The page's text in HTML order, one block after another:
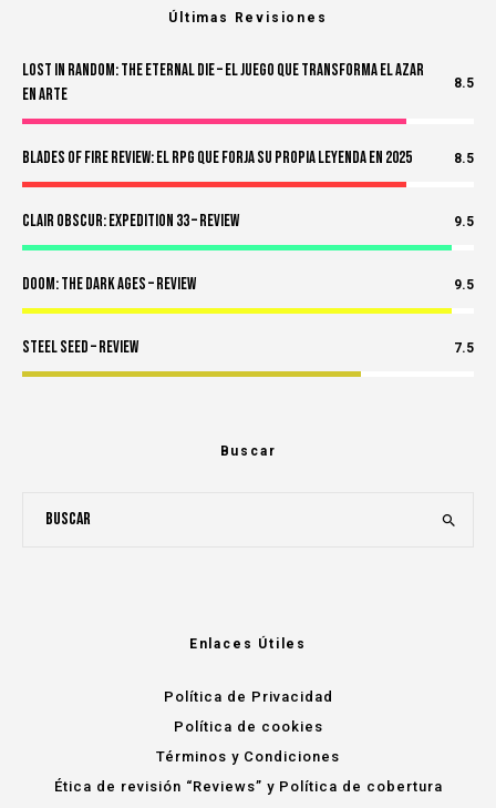
Últimas Revisiones
Lost in Random: The Eternal Die – El Juego Que Transforma el Azar
en Arte
8.5
Blades of Fire Review: El RPG Que Forja Su Propia Leyenda en 2025 8.5
Clair Obscur: Expedition 33 – Review 9.5
Doom: The Dark Ages – Review 9.5
Steel Seed – Review 7.5
Buscar
Enlaces Útiles
Política de Privacidad
Política de cookies
Términos y Condiciones
Ética de revisión “Reviews” y Política de cobertura